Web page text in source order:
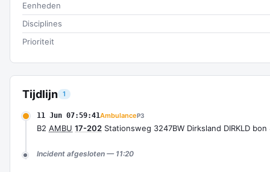
Tijdlijn 1
11 Jun 07:59:41AmbulanceP3
B2 AMBU 17-202 Stationsweg 3247BW Dirksland DIRKLD
Incident afgesloten — 11:20
Eenheden
Disciplines
Prioriteit